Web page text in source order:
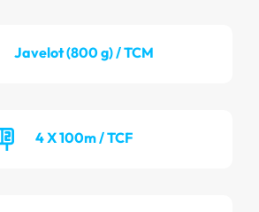
Javelot (800 g) / TCM
4 X 100m / TCF